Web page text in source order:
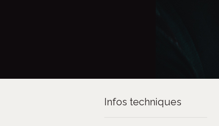
Infos techniques